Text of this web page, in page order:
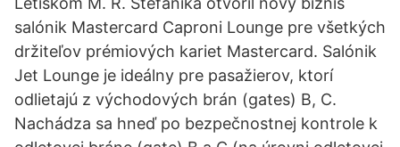
salónik Mastercard Caproni Lounge pre všetkých
držiteľov prémiových kariet Mastercard. Salónik
Jet Lounge je ideálny pre pasažierov, ktorí
odlietajú z východových brán (gates) B, C.
Nachádza sa hneď po bezpečnostnej kontrole k